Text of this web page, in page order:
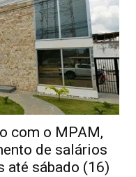
com o MPAM,
de salários
até sábado (16)